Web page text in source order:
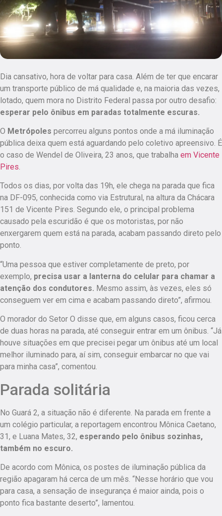
Dia cansativo, hora de voltar para casa. Além de ter que encarar
um transporte público de má qualidade e, na maioria das vezes,
lotado, quem mora no Distrito Federal passa por outro desafio:
esperar pelo ônibus em paradas totalmente escuras.
O Metrópoles percorreu alguns pontos onde a má iluminação
pública deixa quem está aguardando pelo coletivo apreensivo. É
o caso de Wendel de Oliveira, 23 anos, que trabalha em Vicente
Pires.
Todos os dias, por volta das 19h, ele chega na parada que fica
na DF-095, conhecida como via Estrutural, na altura da Chácara
151 de Vicente Pires. Segundo ele, o principal problema
causado pela escuridão é que os motoristas, por não
enxergarem quem está na parada, acabam passando direto pelo
ponto.
“Uma pessoa que estiver completamente de preto, por
exemplo, precisa usar a lanterna do celular para chamar a
atenção dos condutores. Mesmo assim, às vezes, eles só
conseguem ver em cima e acabam passando direto”, afirmou.
O morador do Setor O disse que, em alguns casos, ficou cerca
de duas horas na parada, até conseguir entrar em um ônibus. “Já
houve situações em que precisei pegar um ônibus até um local
melhor iluminado para, aí sim, conseguir embarcar no que vai
para minha casa”, comentou.
Parada solitária
No Guará 2, a situação não é diferente. Na parada em frente a
um colégio particular, a reportagem encontrou Mônica Caetano,
31, e Luana Mates, 32, esperando pelo ônibus sozinhas,
também no escuro.
De acordo com Mônica, os postes de iluminação pública da
região apagaram há cerca de um mês. “Nesse horário que vou
para casa, a sensação de insegurança é maior ainda, pois o
ponto fica bastante deserto”, lamentou.